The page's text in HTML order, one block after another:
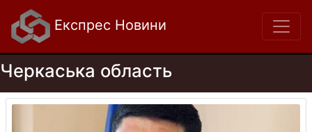
Експрес Новини
Черкаська область